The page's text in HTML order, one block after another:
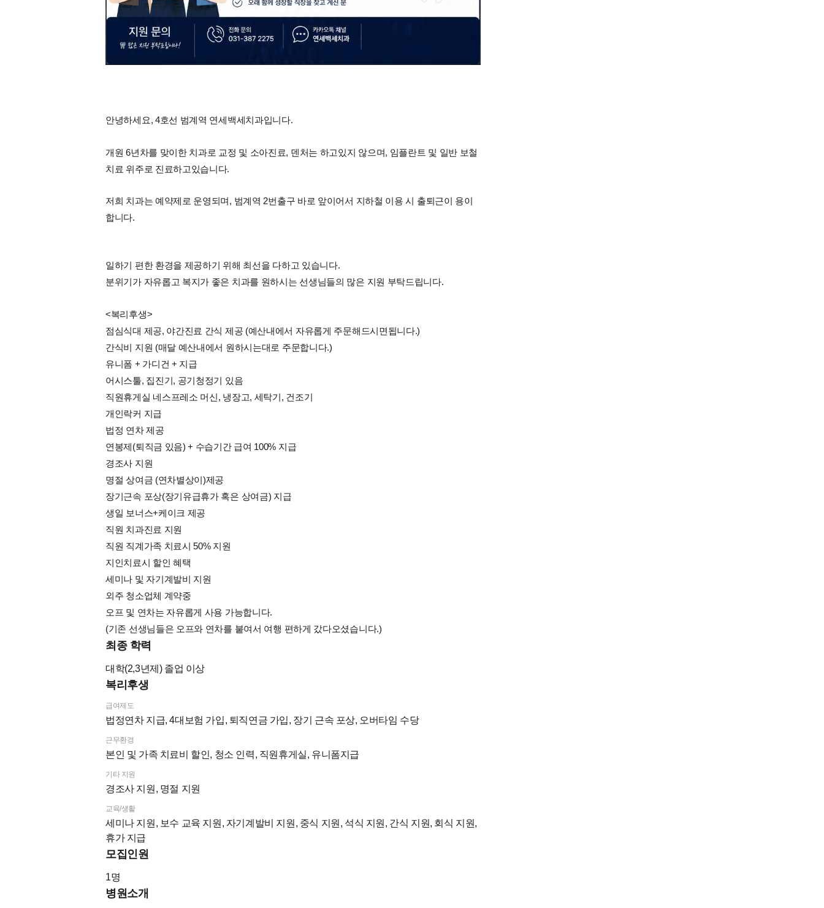
안녕하세요, 4호선 범계역 연세백세치과입니다.
개원 6년차를 맞이한 치과로 교정 및 소아진료, 덴처는 하고있지 않으며, 임플란트 및 일반 보철
치료 위주로 진료하고있습니다.
저희 치과는 예약제로 운영되며, 범계역 2번출구 바로 앞이어서 지하철 이용 시 출퇴근이 용이
합니다.
일하기 편한 환경을 제공하기 위해 최선을 다하고 있습니다.
분위기가 자유롭고 복지가 좋은 치과를 원하시는 선생님들의 많은 지원 부탁드립니다.
<복리후생>
점심식대 제공, 야간진료 간식 제공 (예산내에서 자유롭게 주문해드시면됩니다.)
간식비 지원 (매달 예산내에서 원하시는대로 주문합니다.)
유니폼 + 가디건 + 지급
어시스툴, 집진기, 공기청정기 있음
직원휴게실 네스프레소 머신, 냉장고, 세탁기, 건조기
개인락커 지급
법정 연차 제공
연봉제(퇴직금 있음) + 수습기간 급여 100% 지급
경조사 지원
명절 상여금 (연차별상이)제공
장기근속 포상(장기유급휴가 혹은 상여금) 지급
생일 보너스+케이크 제공
직원 치과진료 지원
직원 직계가족 치료시 50% 지원
지인치료시 할인 혜택
세미나 및 자기계발비 지원
외주 청소업체 계약중
오프 및 연차는 자유롭게 사용 가능합니다.
(기존 선생님들은 오프와 연차를 붙여서 여행 편하게 갔다오셨습니다.)
최종 학력
대학(2,3년제)졸업 이상
복리후생
급여제도
법정연차 지급, 4대보험 가입, 퇴직연금 가입, 장기 근속 포상, 오버타임 수당
근무환경
본인 및 가족 치료비 할인, 청소 인력, 직원휴게실, 유니폼지급
기타 지원
경조사 지원, 명절 지원
교육/생활
세미나 지원, 보수 교육 지원, 자기계발비 지원, 중식 지원, 석식 지원, 간식 지원, 회식 지원,
휴가 지급
모집인원
1명
병원소개